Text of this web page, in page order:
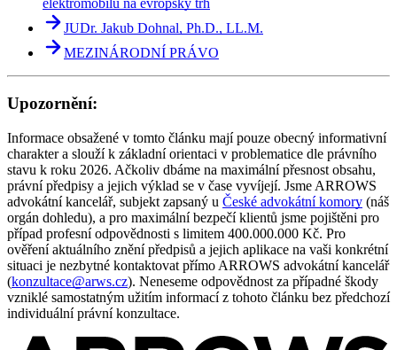
elektromobilů na evropský trh
JUDr. Jakub Dohnal, Ph.D., LL.M.
MEZINÁRODNÍ PRÁVO
Upozornění:
Informace obsažené v tomto článku mají pouze obecný informativní
charakter a slouží k základní orientaci v problematice dle právního
stavu k roku 2026. Ačkoliv dbáme na maximální přesnost obsahu,
právní předpisy a jejich výklad se v čase vyvíjejí. Jsme ARROWS
advokátní kancelář, subjekt zapsaný u České advokátní komory (náš
orgán dohledu), a pro maximální bezpečí klientů jsme pojištěni pro
případ profesní odpovědnosti s limitem 400.000.000 Kč. Pro
ověření aktuálního znění předpisů a jejich aplikace na vaši konkrétní
situaci je nezbytné kontaktovat přímo ARROWS advokátní kancelář
(konzultace@arws.cz). Neneseme odpovědnost za případné škody
vzniklé samostatným užitím informací z tohoto článku bez předchozí
individuální právní konzultace.